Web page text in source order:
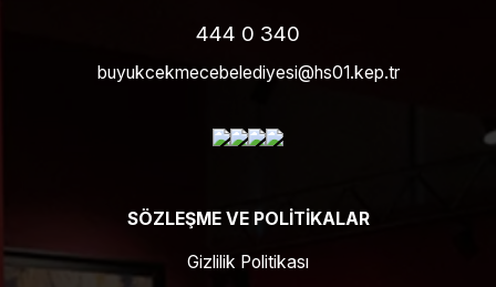
444 0 340
buyukcekmecebelediyesi@hs01.kep.tr
SÖZLEŞME VE POLITIKALAR
Gizlilik Politikası